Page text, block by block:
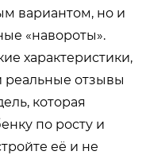
вариантом, но и
«навороты».
характеристики,
реальные отзывы
которая
по росту и
её и не